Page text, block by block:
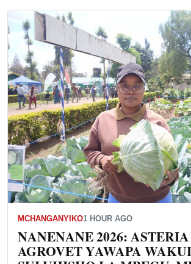
MCHANGANYIKO1 HOUR AGO
NANENANE 2026: ASTERIA
AGROVET YAWAPA